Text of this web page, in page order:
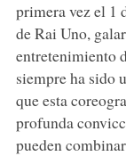
primera vez el 1
de Rai Uno,
entretenimiento
siempre ha sido
que esta
profunda
pueden